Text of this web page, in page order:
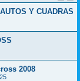
Y CUADRAS
2008